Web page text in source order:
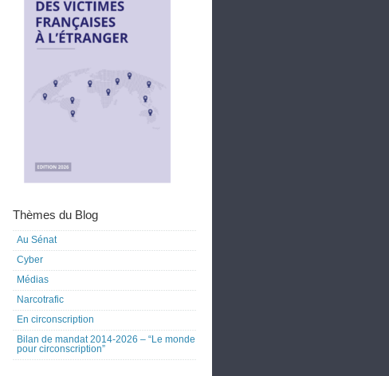
Thèmes du Blog
Au Sénat
Cyber
Médias
Narcotrafic
En circonscription
Bilan de mandat 2014-2026 – “Le monde
pour circonscription”